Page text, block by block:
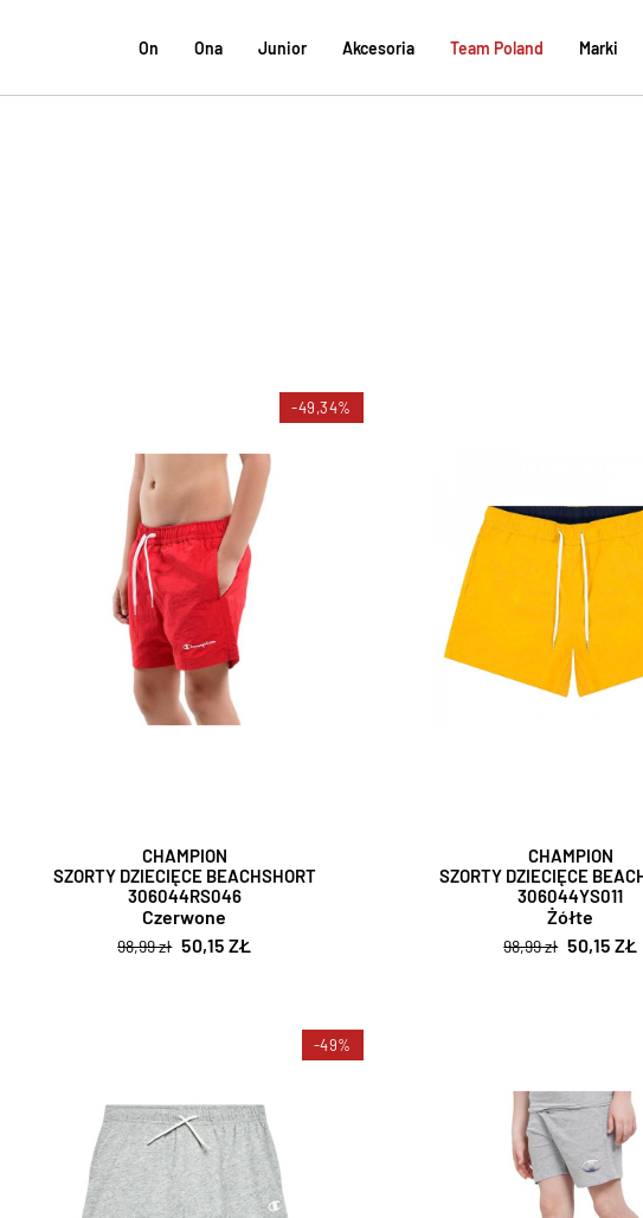
On Ona Junior Akcesoria Team Poland Marki
-49,34%
CHAMPION
SZORTY DZIECIĘCE BEACHSHORT
306044RS046
Czerwone
98,99 zł 50,15 ZŁ
CHAMPION
SZORTY DZIECIĘCE
306044YS011
Żółte
98,99 zł 50,15 ZŁ
-49%